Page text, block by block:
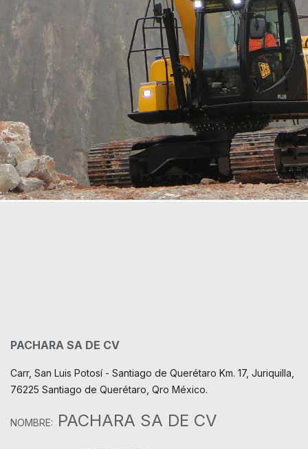
PACHARA SA DE CV
Carr, San Luis Potosí - Santiago de Querétaro Km. 17, Juriquilla,
76225 Santiago de Querétaro, Qro México.
NOMBRE: PACHARA SA DE CV